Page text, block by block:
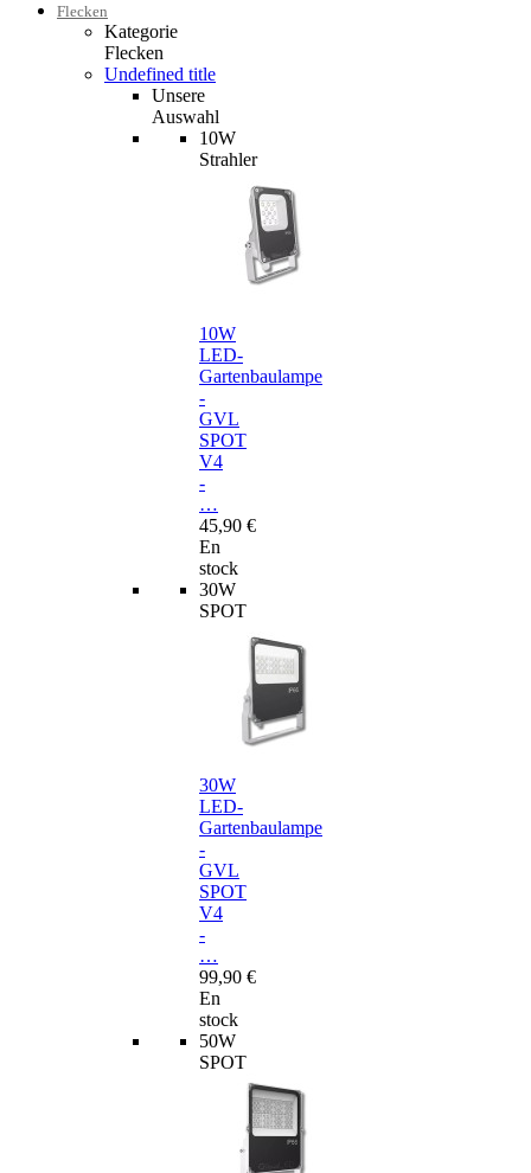
Flecken
Kategorie
Flecken
Undefined title
Unsere
Auswahl
10W
Strahler
10W
LED-
Gartenbaulampe
-
GVL
SPOT
V4
-
…
45,90 €
En
stock
30W
SPOT
30W
LED-
Gartenbaulampe
-
GVL
SPOT
V4
-
…
99,90 €
En
stock
50W
SPOT